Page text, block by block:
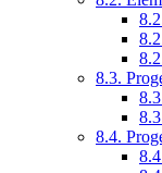
8.3.
8.4.